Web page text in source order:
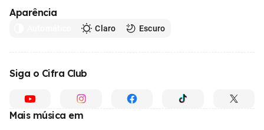
Aparência
Claro Escuro
Siga o Cifra Club
Mais música em